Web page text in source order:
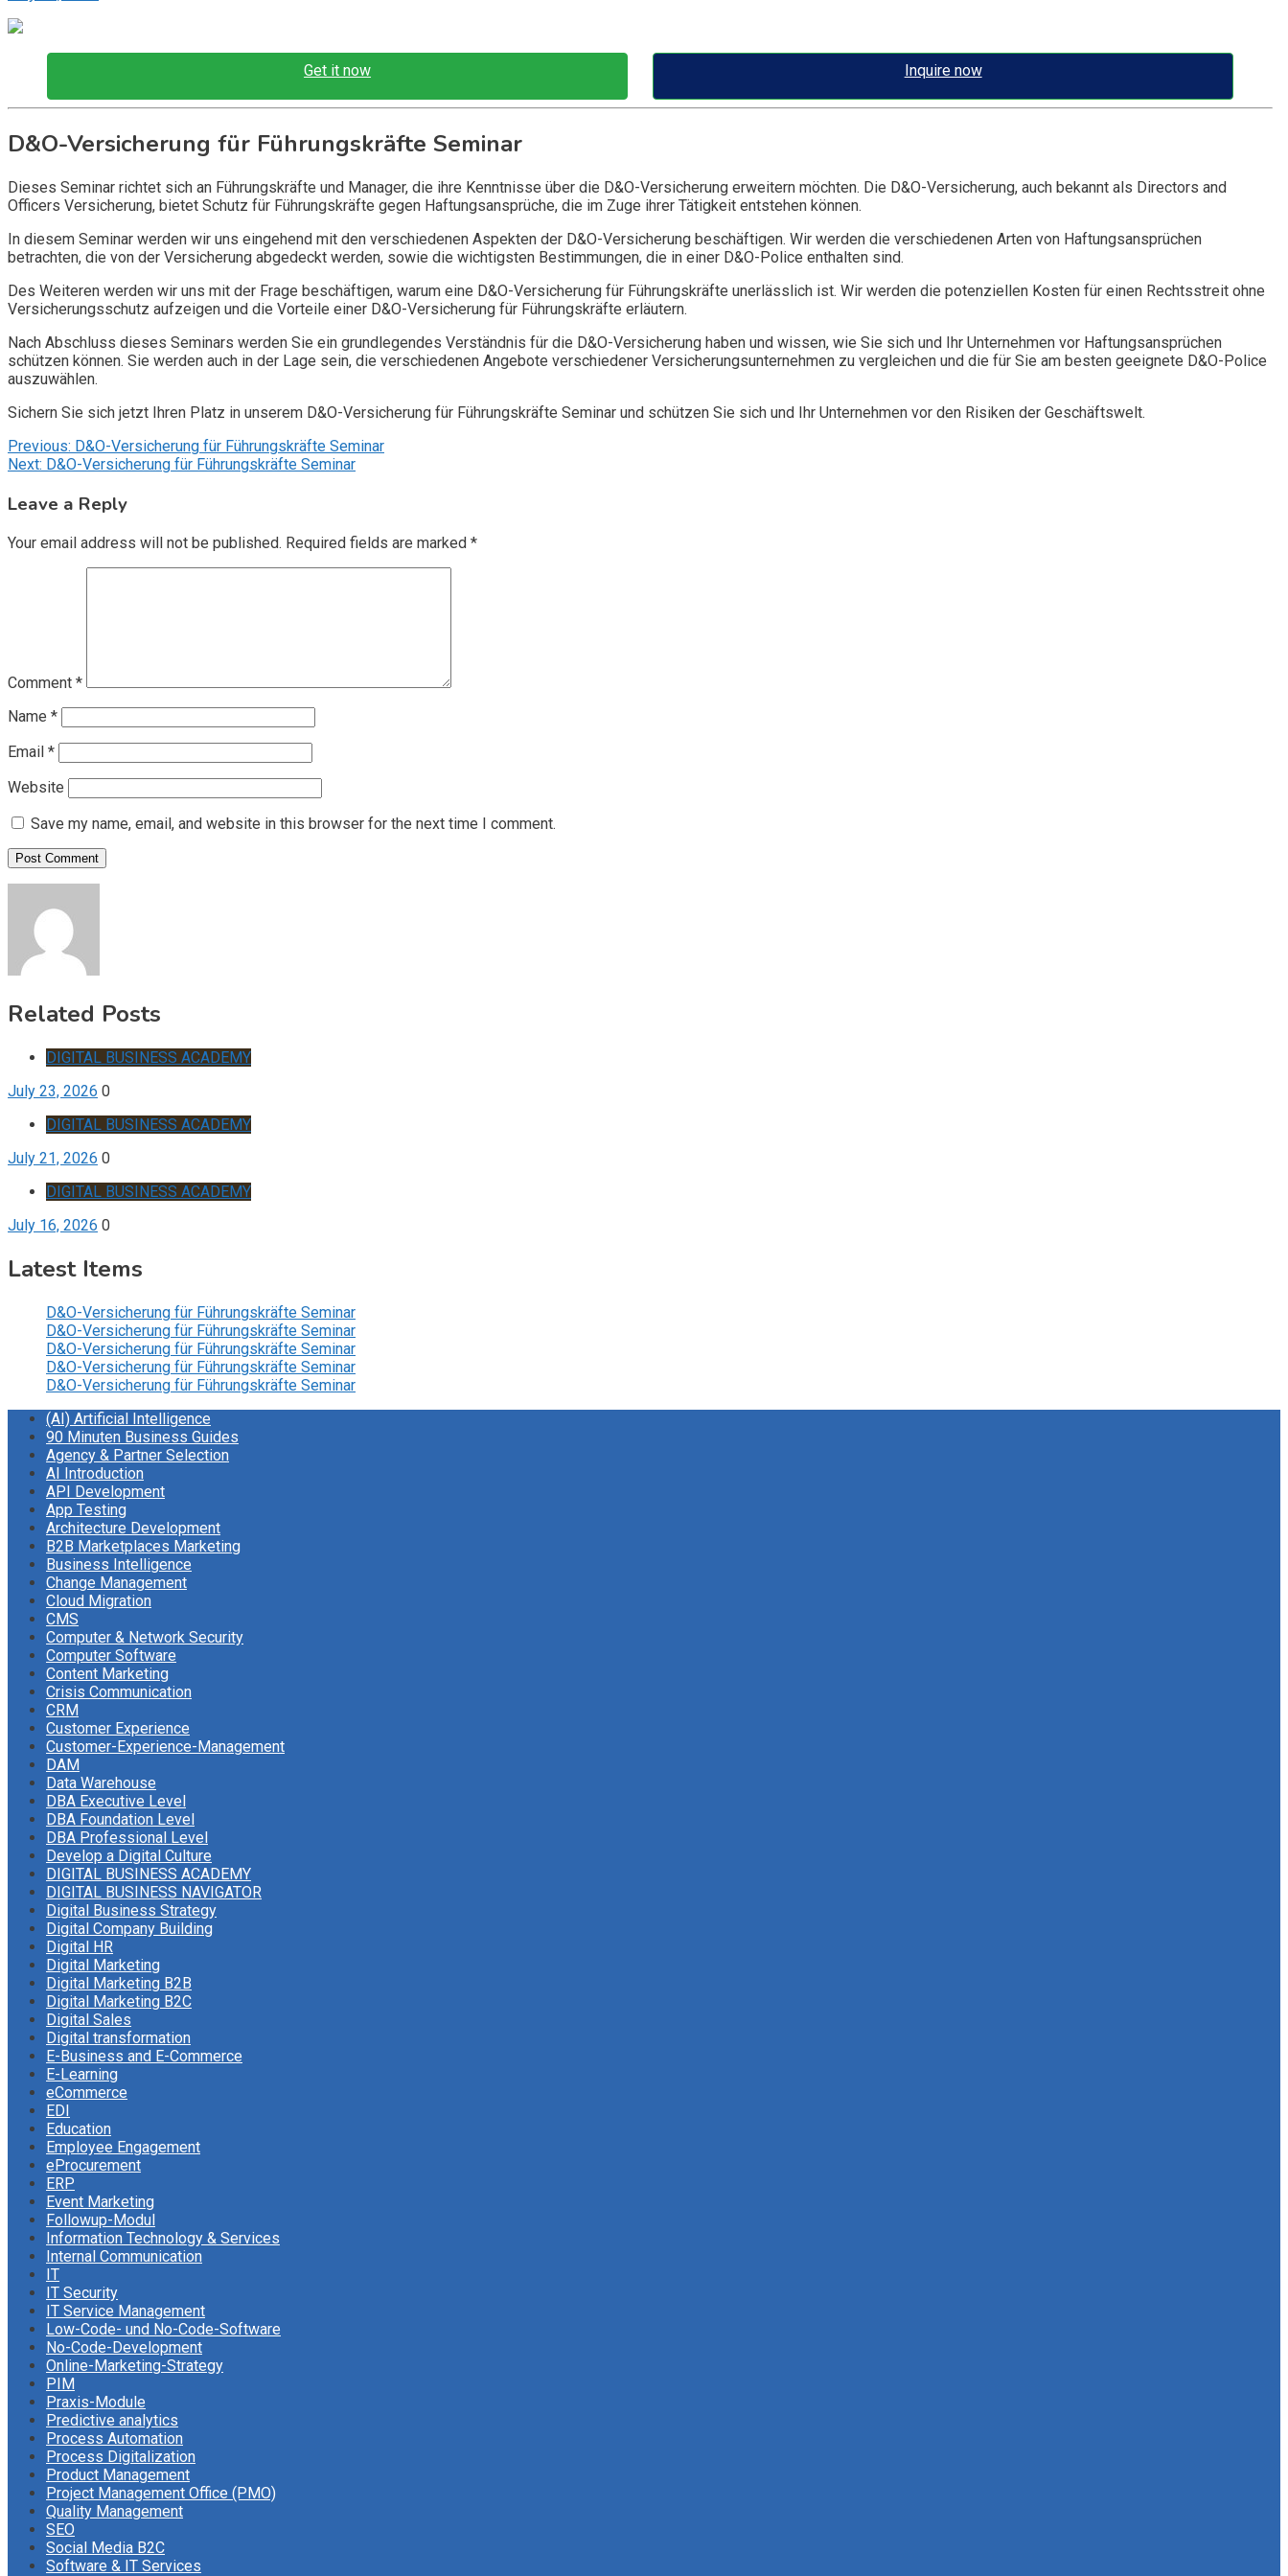
Get it now Inquire now
D&O-Versicherung für Führungskräfte Seminar
Dieses Seminar richtet sich an Führungskräfte und Manager, die ihre Kenntnisse über die D&O-Versicherung erweitern möchten. Die D&O-Versicherung, auch bekannt als Directors and
Officers Versicherung, bietet Schutz für Führungskräfte gegen Haftungsansprüche, die im Zuge ihrer Tätigkeit entstehen können.
In diesem Seminar werden wir uns eingehend mit den verschiedenen Aspekten der D&O-Versicherung beschäftigen. Wir werden die verschiedenen Arten von Haftungsansprüchen
betrachten, die von der Versicherung abgedeckt werden, sowie die wichtigsten Bestimmungen, die in einer D&O-Police enthalten sind.
Des Weiteren werden wir uns mit der Frage beschäftigen, warum eine D&O-Versicherung für Führungskräfte unerlässlich ist. Wir werden die potenziellen Kosten für einen Rechtsstreit ohne
Versicherungsschutz aufzeigen und die Vorteile einer D&O-Versicherung für Führungskräfte erläutern.
Nach Abschluss dieses Seminars werden Sie ein grundlegendes Verständnis für die D&O-Versicherung haben und wissen, wie Sie sich und Ihr Unternehmen vor Haftungsansprüchen
schützen können. Sie werden auch in der Lage sein, die verschiedenen Angebote verschiedener Versicherungsunternehmen zu vergleichen und die für Sie am besten geeignete D&O-Police
auszuwählen.
Sichern Sie sich jetzt Ihren Platz in unserem D&O-Versicherung für Führungskräfte Seminar und schützen Sie sich und Ihr Unternehmen vor den Risiken der Geschäftswelt.
Post
navigation
Previous: D&O-Versicherung für Führungskräfte Seminar
Next: D&O-Versicherung für Führungskräfte Seminar
Leave a Reply
Your email address will not be published. Required fields are marked *
Comment *
Name *
Email *
Website
Save my name, email, and website in this browser for the next time I comment.
Related Posts
DIGITAL BUSINESS ACADEMY
July 23, 2026 0
DIGITAL BUSINESS ACADEMY
July 21, 2026 0
DIGITAL BUSINESS ACADEMY
July 16, 2026 0
Latest Items
D&O-Versicherung für Führungskräfte Seminar
D&O-Versicherung für Führungskräfte Seminar
D&O-Versicherung für Führungskräfte Seminar
D&O-Versicherung für Führungskräfte Seminar
D&O-Versicherung für Führungskräfte Seminar
(AI) Artificial Intelligence
90 Minuten Business Guides
Agency & Partner Selection
AI Introduction
API Development
App Testing
Architecture Development
B2B Marketplaces Marketing
Business Intelligence
Change Management
Cloud Migration
CMS
Computer & Network Security
Computer Software
Content Marketing
Crisis Communication
CRM
Customer Experience
Customer-Experience-Management
DAM
Data Warehouse
DBA Executive Level
DBA Foundation Level
DBA Professional Level
Develop a Digital Culture
DIGITAL BUSINESS ACADEMY
DIGITAL BUSINESS NAVIGATOR
Digital Business Strategy
Digital Company Building
Digital HR
Digital Marketing
Digital Marketing B2B
Digital Marketing B2C
Digital Sales
Digital transformation
E-Business and E-Commerce
E-Learning
eCommerce
EDI
Education
Employee Engagement
eProcurement
ERP
Event Marketing
Followup-Modul
Information Technology & Services
Internal Communication
IT
IT Security
IT Service Management
Low-Code- und No-Code-Software
No-Code-Development
Online-Marketing-Strategy
PIM
Praxis-Module
Predictive analytics
Process Automation
Process Digitalization
Product Management
Project Management Office (PMO)
Quality Management
SEO
Social Media B2C
Software & IT Services